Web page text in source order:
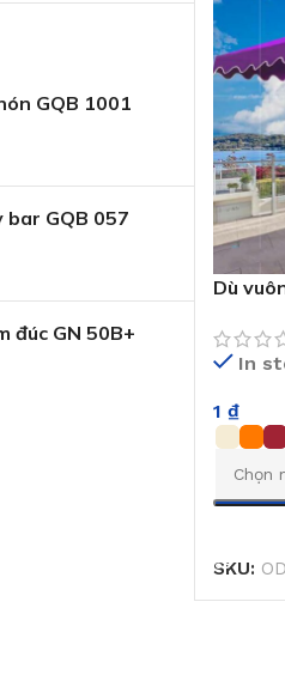
GQB 1001
bar GQB 057
đúc GN 50B+
Dù
In
1 ₫
SKU: